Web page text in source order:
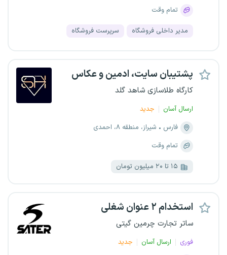
تمام وقت
مدیر داخلی فروشگاه سرپرست فروشگاه
پشتیبان سایت، ادمین و عکاس
کارگاه طلاسازی شاهد گلد
ارسال آسان
جدید
فارس
شیراز، منطقه ۸، احمدی
تمام وقت
۱۵ تا ۲۰ میلیون تومان
استخدام ۲ عنوان شغلی
ساتر تجارت چرمین گیتی
فوری ارسال آسان
جدید